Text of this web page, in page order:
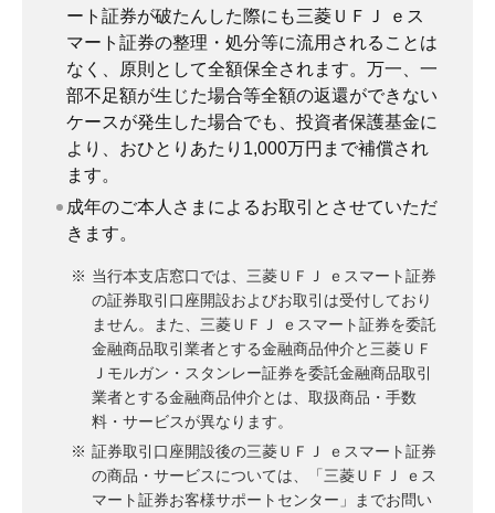
ート証券が破たんした際にも三菱ＵＦＪ ｅス
マート証券の整理・処分等に流用されることは
なく、原則として全額保全されます。万一、一
部不足額が生じた場合等全額の返還ができない
ケースが発生した場合でも、投資者保護基金に
より、おひとりあたり1,000万円まで補償され
ます。
成年のご本人さまによるお取引とさせていただ
きます。
当行本支店窓口では、三菱ＵＦＪ ｅスマート証券
の証券取引口座開設およびお取引は受付しており
ません。また、三菱ＵＦＪ ｅスマート証券を委託
金融商品取引業者とする金融商品仲介と三菱ＵＦ
Ｊモルガン・スタンレー証券を委託金融商品取引
業者とする金融商品仲介とは、取扱商品・手数
料・サービスが異なります。
証券取引口座開設後の三菱ＵＦＪ ｅスマート証券
の商品・サービスについては、「三菱ＵＦＪ ｅス
マート証券お客様サポートセンター」までお問い